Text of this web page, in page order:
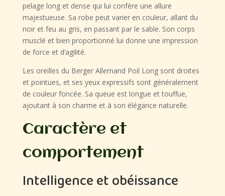
pelage long et dense qui lui confère une allure
majestueuse. Sa robe peut varier en couleur, allant du
noir et feu au gris, en passant par le sable. Son corps
musclé et bien proportionné lui donne une impression
de force et d’agilité.
Les oreilles du Berger Allemand Poil Long sont droites
et pointues, et ses yeux expressifs sont généralement
de couleur foncée. Sa queue est longue et touffue,
ajoutant à son charme et à son élégance naturelle.
Caractère et
comportement
Intelligence et obéissance